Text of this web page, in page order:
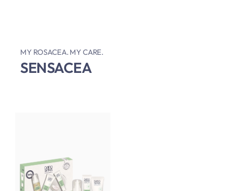
MY ROSACEA. MY CARE.
SENSACEA